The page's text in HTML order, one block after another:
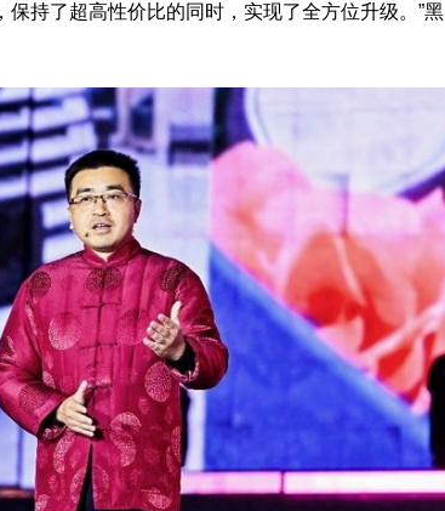
持了超高性价比的同时，实现了全方位升级。”黑